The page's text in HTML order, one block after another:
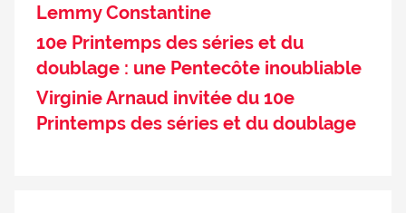
Lemmy Constantine
10e Printemps des séries et du
doublage : une Pentecôte inoubliable
Virginie Arnaud invitée du 10e
Printemps des séries et du doublage